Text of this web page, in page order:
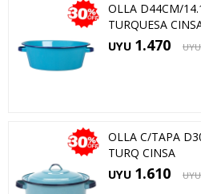
OLLA D44CM/
TURQUESA
UYU 1.470 UYU
OLLA C/TAPA
TURQ CINSA
UYU 1.610 UYU